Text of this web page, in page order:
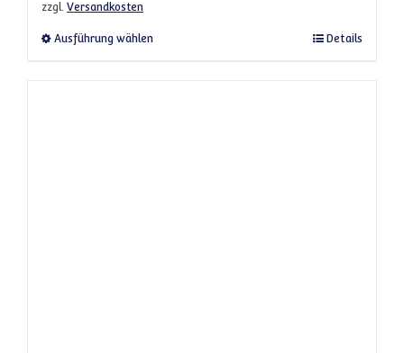
zzgl. Versandkosten
Ausführung wählen Dieses Produkt weist mehrere Varianten
Details